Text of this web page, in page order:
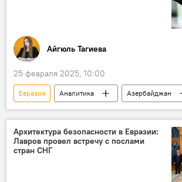
Айгюль Тагиева
25 февраля 2025, 10:00
Евразия Аналитика
Азербайджан
Россия
Иран
Коридор
Шахдениз
ЕАБР
Страны Персидского залива
Архитектура безопасности в Евразии:
Лавров провел встречу с послами
стран СНГ